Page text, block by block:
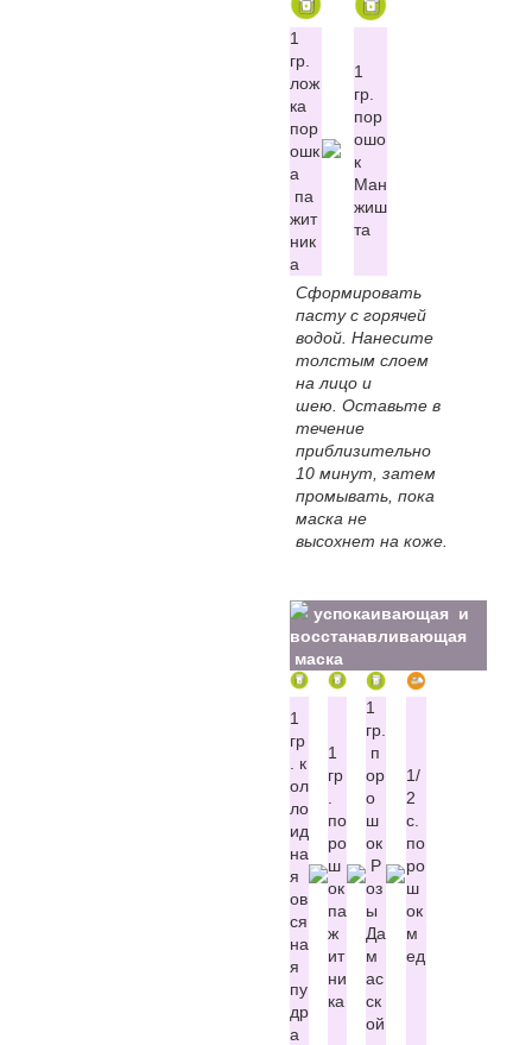
1
гр.
лож
ка
пор
ошк
а
па
жит
ник
а
1
гр.
пор
ошо
к
Ман
жиш
та
Сформировать
пасту с горячей
водой. Нанесите
толстым слоем
на лицо и
шею. Оставьте в
течение
приблизительно
10 минут, затем
промывать, пока
маска не
высохнет на коже.
успокаивающая и
восстанавливающая
маска
1
гр
. к
ол
ло
ид
на
я
ов
ся
на
я
пу
др
а
1
гр
по
ро
ш
ок
па
ж
ит
ни
ка
1
гр.
п
ор
о
ш
ок
Р
оз
ы
Да
м
ас
ск
ой
1/
2
с.
по
ро
ш
ок
м
ед